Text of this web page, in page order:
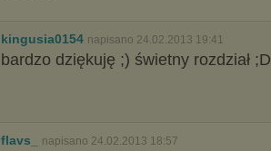
kingusia0154 napisano 24.02.2013 19:41
bardzo dziękuję ;) świetny rozdział ;D
flavs_ napisano 24.02.2013 18:57